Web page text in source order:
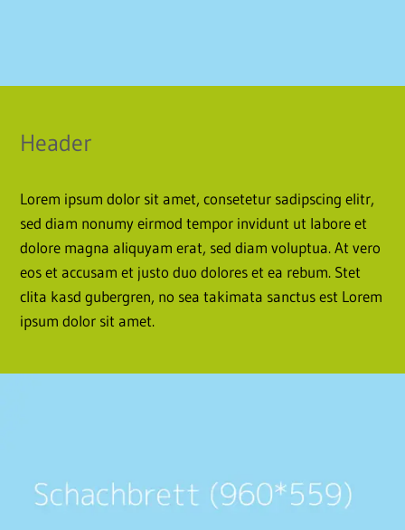
Header
Lorem ipsum dolor sit amet, consetetur sadipscing elitr,
sed diam nonumy eirmod tempor invidunt ut labore et
dolore magna aliquyam erat, sed diam voluptua. At vero
eos et accusam et justo duo dolores et ea rebum. Stet
clita kasd gubergren, no sea takimata sanctus est Lorem
ipsum dolor sit amet.